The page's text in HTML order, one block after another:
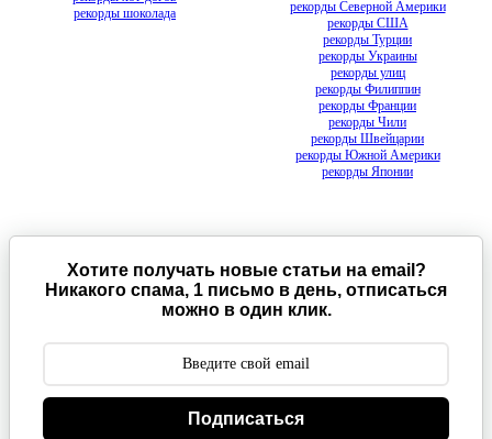
рекорды шоколада
рекорды Северной Америки
рекорды США
рекорды Турции
рекорды Украины
рекорды улиц
рекорды Филиппин
рекорды Франции
рекорды Чили
рекорды Швейцарии
рекорды Южной Америки
рекорды Японии
Хотите получать новые статьи на email?
Никакого спама, 1 письмо в день, отписаться
можно в один клик.
Подписаться